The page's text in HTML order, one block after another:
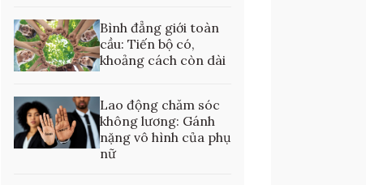
Bình đẳng giới toàn
cầu: Tiến bộ có,
khoảng cách còn dài
Lao động chăm sóc
không lương: Gánh
nặng vô hình của phụ
nữ